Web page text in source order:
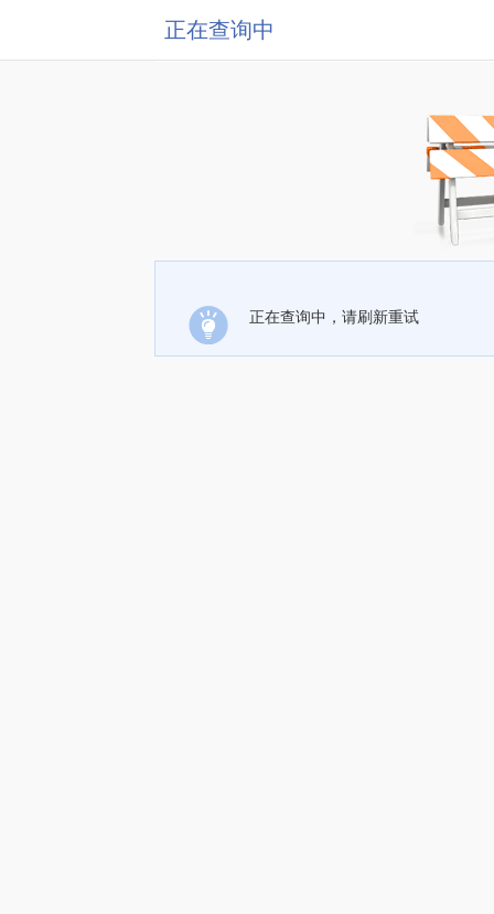
正在查询中
正在查询中，请刷新重试